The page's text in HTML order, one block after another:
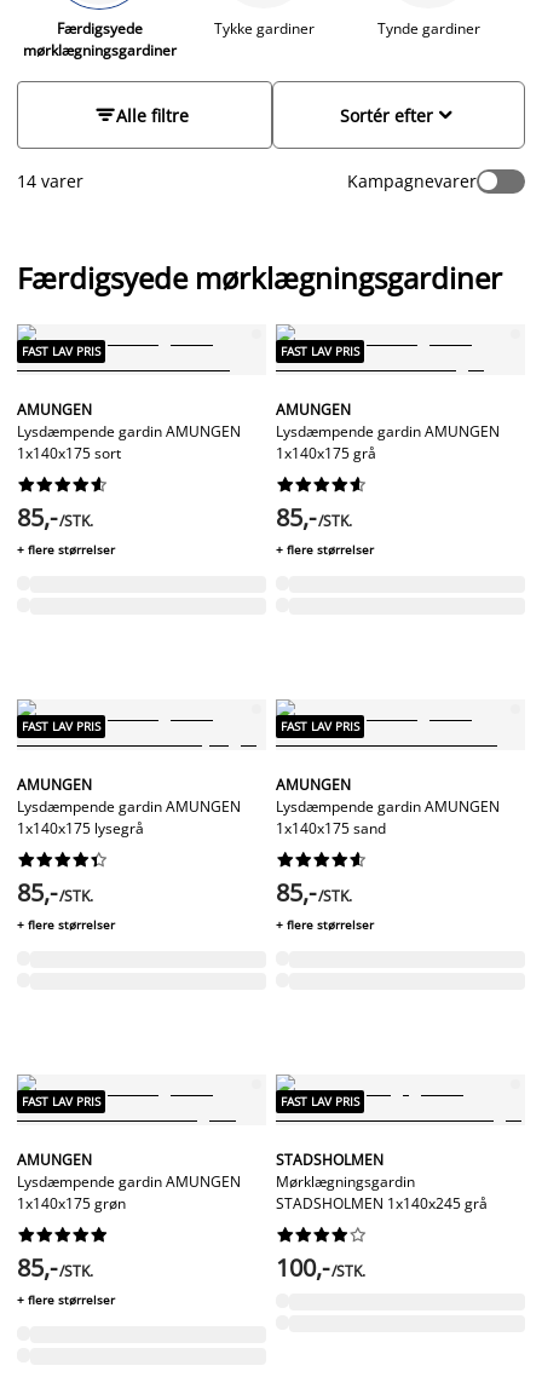
Færdigsyede
mørklægningsgardiner
Tykke gardiner Tynde gardiner
Alle filtre 
Sortér efter
14 varer Kampagnevarer
Færdigsyede mørklægningsgardiner
FAST LAV PRIS
AMUNGEN
Lysdæmpende gardin AMUNGEN
1x140x175 sort






85,-/STK.
+ flere størrelser
FAST LAV PRIS
AMUNGEN
Lysdæmpende gardin AMUNGEN
1x140x175 grå






85,-/STK.
+ flere størrelser
FAST LAV PRIS
AMUNGEN
Lysdæmpende gardin AMUNGEN
1x140x175 lysegrå






85,-/STK.
+ flere størrelser
FAST LAV PRIS
AMUNGEN
Lysdæmpende gardin AMUNGEN
1x140x175 sand






85,-/STK.
+ flere størrelser
FAST LAV PRIS
AMUNGEN
Lysdæmpende gardin AMUNGEN
1x140x175 grøn






85,-/STK.
+ flere størrelser
FAST LAV PRIS
STADSHOLMEN
Mørklægningsgardin
STADSHOLMEN 1x140x245 grå






100,-/STK.